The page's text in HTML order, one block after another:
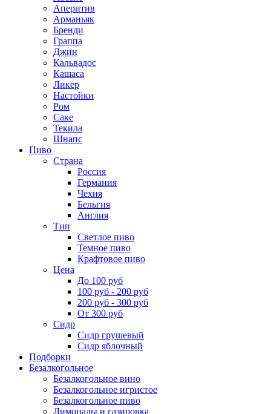
Аперитив
Арманьяк
Бренди
Граппа
Джин
Кальвадос
Кашаса
Ликер
Настойки
Ром
Саке
Текила
Шнапс
Пиво
Страна
Россия
Германия
Чехия
Бельгия
Англия
Тип
Светлое пиво
Темное пиво
Крафтовое пиво
Цена
До 100 руб
100 руб - 200 руб
200 руб - 300 руб
От 300 руб
Сидр
Сидр грушевый
Сидр яблочный
Подборки
Безалкогольное
Безалкогольное вино
Безалкогольное игристое
Безалкогольное пиво
Лимонады и газировка